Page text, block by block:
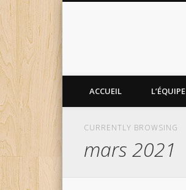
ACCUEIL L’ÉQUIPE
CURRENTLY BROWSING
mars 2021